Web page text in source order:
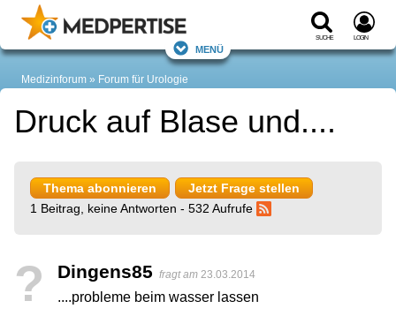
Suche Login
Menü
Medizinforum Forum für Urologie
Druck auf Blase und....
Thema abonnieren
Jetzt Frage stellen
1 Beitrag, keine Antworten - 532 Aufrufe
? Dingens85 fragt am 23.03.2014
....probleme beim wasser lassen